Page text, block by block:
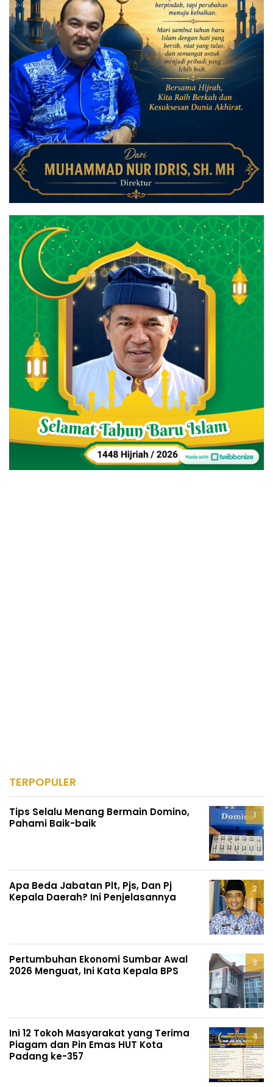
TERPOPULER
Tips Selalu Menang Bermain Domino,
Pahami Baik-baik
Apa Beda Jabatan Plt, Pjs, Dan Pj
Kepala Daerah? Ini Penjelasannya
Pertumbuhan Ekonomi Sumbar Awal
2026 Menguat, Ini Kata Kepala BPS
Ini 12 Tokoh Masyarakat yang Terima
Piagam dan Pin Emas HUT Kota
Padang ke-357